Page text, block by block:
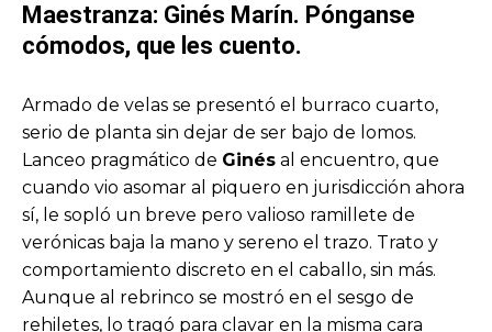
Maestranza: Ginés Marín. Pónganse
cómodos, que les cuento.
Armado de velas se presentó el burraco cuarto,
serio de planta sin dejar de ser bajo de lomos.
Lanceo pragmático de Ginés al encuentro, que
cuando vio asomar al piquero en jurisdicción ahora
sí, le sopló un breve pero valioso ramillete de
verónicas baja la mano y sereno el trazo. Trato y
comportamiento discreto en el caballo, sin más.
Aunque al rebrinco se mostró en el sesgo de
rehiletes, lo tragó para clavar en la misma cara